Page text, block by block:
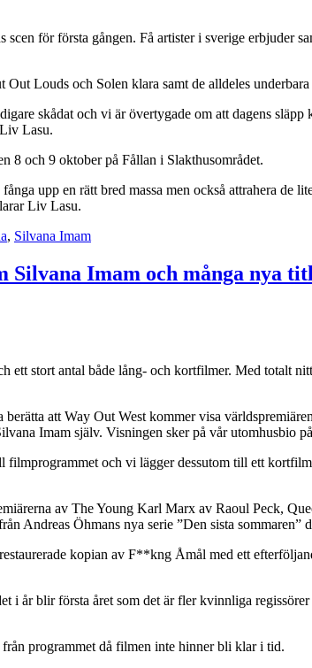
för första gången. Få artister i sverige erbjuder
Louds och Solen klara samt de alldeles
skådat och vi är övertygade om att dagens
Lasu.
8 och 9 oktober på Fållan i Slakthusområdet.
upp en rätt bred massa men också attrahera de
Liv Lasu.
, Silvana Imam
Silvana Imam och många nya
ett stort antal både lång- och kortfilmer. Med totalt
att Way Out West kommer visa
Imam själv. Visningen sker på vår utomhusbio
och vi lägger dessutom till ett
av The Young Karl Marx av Raoul Peck,
Andreas Öhmans nya serie ”Den sista sommaren”
kopian av F**kng Åmål med ett
i år blir första året som det är fler kvinnliga
programmet då filmen inte hinner bli klar i tid.